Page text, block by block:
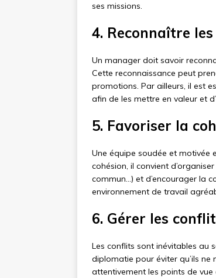
ses missions.
4. Reconnaître
Un manager doit savoir
Cette reconnaissance peut
promotions. Par ailleurs, il est
afin de les mettre en valeur et
5. Favoriser la
Une équipe soudée et motivée
cohésion, il convient
commun…) et d’encourager la
environnement de travail
6. Gérer les
Les conflits sont inévitables au
diplomatie pour éviter qu’ils
attentivement les points de